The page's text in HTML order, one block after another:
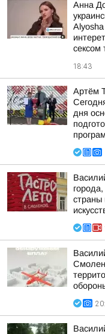
Анна
сексом
18:43
Артём
дня
страны